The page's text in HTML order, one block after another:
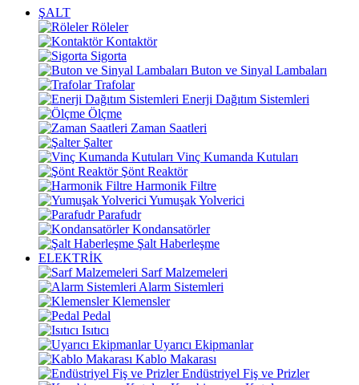
ŞALT
Röleler
Kontaktör
Sigorta
Buton ve Sinyal Lambaları
Trafolar
Enerji Dağıtım Sistemleri
Ölçme
Zaman Saatleri
Şalter
Vinç Kumanda Kutuları
Şönt Reaktör
Harmonik Filtre
Yumuşak Yolverici
Parafudr
Kondansatörler
Şalt Haberleşme
ELEKTRİK
Sarf Malzemeleri
Alarm Sistemleri
Klemensler
Pedal
Isıtıcı
Uyarıcı Ekipmanlar
Kablo Makarası
Endüstriyel Fiş ve Prizler